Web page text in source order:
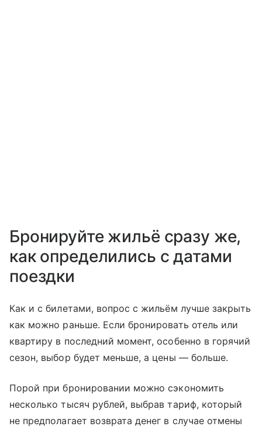
Бронируйте жильё сразу же,
как определились с датами
поездки
Как и с билетами, вопрос с жильём лучше закрыть
как можно раньше. Если бронировать отель или
квартиру в последний момент, особенно в горячий
сезон, выбор будет меньше, а цены — больше.
Порой при бронировании можно сэкономить
несколько тысяч рублей, выбрав тариф, который
не предполагает возврата денег в случае отмены